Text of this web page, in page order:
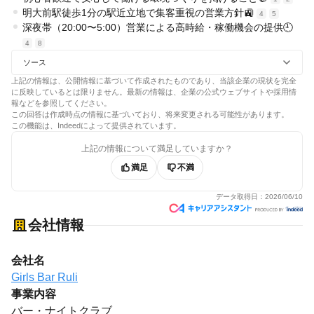
明大前駅徒歩1分の駅近立地で集客重視の営業方針🚉 4 5
深夜帯（20:00〜5:00）営業による高時給・稼働機会の提供🕘
4 8
ソース
上記の情報は、公開情報に基づいて作成されたものであり、当該企業の現状を完全
に反映しているとは限りません。最新の情報は、企業の公式ウェブサイトや採用情
報などを参照してください。
この回答は作成時点の情報に基づいており、将来変更される可能性があります。
この機能は、Indeedによって提供されています。
上記の情報について満足していますか？
満足
不満
データ取得日： 2026/06/10
会社情報
会社名
Girls Bar Ruli
事業内容
バー・ナイトクラブ